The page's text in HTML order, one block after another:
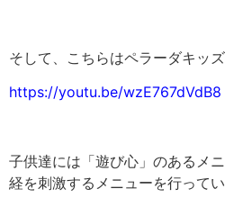
そして、こちらはペラーダキッ
https://youtu.be/wzE767dVdB8
子供達には「遊び心」のあるメ
経を刺激するメニューを行ってい